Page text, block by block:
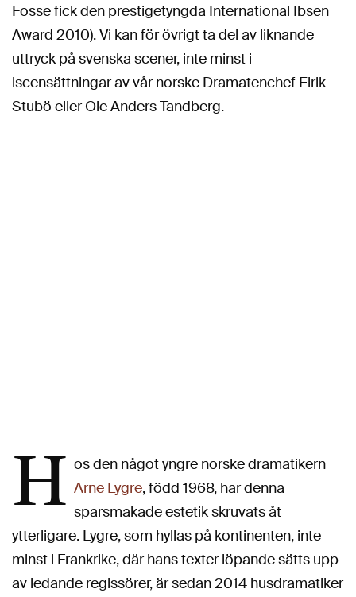
Fosse fick den prestigetyngda International Ibsen
Award 2010). Vi kan för övrigt ta del av liknande
uttryck på svenska scener, inte minst i
iscensättningar av vår norske Dramatenchef Eirik
Stubö eller Ole Anders Tandberg.
H os den något yngre norske dramatikern
Arne Lygre, född 1968, har denna
sparsmakade estetik skruvats åt
ytterligare. Lygre, som hyllas på kontinenten, inte
minst i Frankrike, där hans texter löpande sätts upp
av ledande regissörer, är sedan 2014 husdramatiker